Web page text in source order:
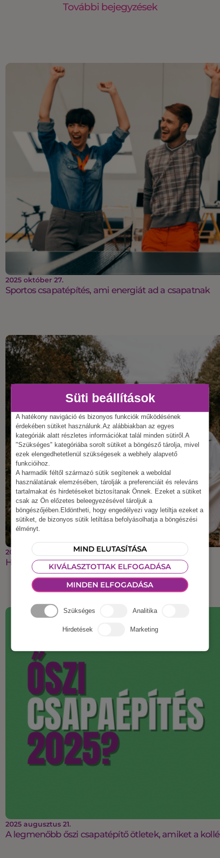
További bejegyzések
2025 október 27.
Sportos csapatépítés, ami energiát ad a csapatnak
2025 szeptember 22.
Halloweeni csapatépítés
2025 augusztus 21.
A legmenőbb őszi csapatépítő ötletek, amiket a
Süti beállítások
A hatékony navigáció és bizonyos funkciók működésének
érdekében sütiket használunk.Az alábbiakban az egyes
kategóriák alatt részletes információkat talál minden sütiről.A
"Szükséges" kategóriába sorolt sütiket a böngésző tárolja, mivel
ezek elengedhetetlenül szükségesek a webhely alapvető
funkcióihoz.
A harmadik féltől származó sütik segítenek a weboldal
használatának elemzésében, tárolják a preferenciáit és releváns
tartalmakat és hirdetéseket biztosítanak Önnek. Ezeket a sütiket
csak az Ön előzetes beleegyezésével tároljuk a
böngészőjében.Eldöntheti, hogy engedélyezi vagy letiltja ezeket a
sütiket, de bizonyos sütik letiltása befolyásolhatja a böngészési
élményt.
MIND ELUTASÍTÁSA
KIVÁLASZTOTTAK ELFOGADÁSA
MINDEN ELFOGADÁSA
Szükséges Analitika
Hirdetések Marketing